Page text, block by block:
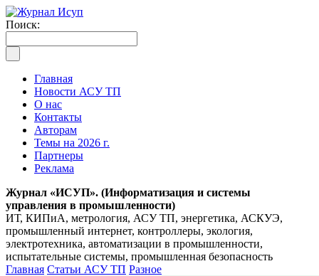
Поиск:
Главная
Новости АСУ ТП
О нас
Контакты
Авторам
Темы на 2026 г.
Партнеры
Реклама
Журнал «ИСУП». (Информатизация и системы
управления в промышленности)
ИТ, КИПиА, метрология, АСУ ТП, энергетика, АСКУЭ,
промышленный интернет, контроллеры, экология,
электротехника, автоматизации в промышленности,
испытательные системы, промышленная безопасность
Главная Статьи АСУ ТП Разное